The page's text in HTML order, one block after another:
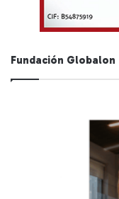
Fundación Globalon